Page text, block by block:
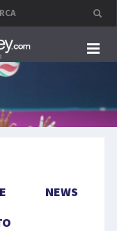
NEWS